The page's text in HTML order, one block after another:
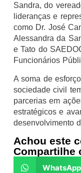
Sandra, do
lideranças e
como Dr. José
Alessandra da
e Tato do
Funcionários
A soma de
sociedade civil
parcerias em
estratégicos e
desenvolvimento
Achou este
Compartilhe
WhatsApp